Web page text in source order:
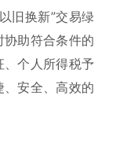
旧换新”交易绿
助符合条件的
、个人所得税予
安全、高效的